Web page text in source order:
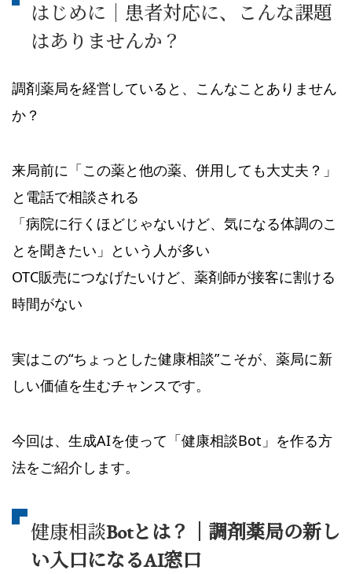
はじめに｜患者対応に、こんな課題
はありませんか？
調剤薬局を経営していると、こんなことありません
か？
来局前に「この薬と他の薬、併用しても大丈夫？」
と電話で相談される
「病院に行くほどじゃないけど、気になる体調のこ
とを聞きたい」という人が多い
OTC販売につなげたいけど、薬剤師が接客に割ける
時間がない
実はこの“ちょっとした健康相談”こそが、薬局に新
しい価値を生むチャンスです。
今回は、生成AIを使って「健康相談Bot」を作る方
法をご紹介します。
健康相談Botとは？｜調剤薬局の新し
い入口になるAI窓口